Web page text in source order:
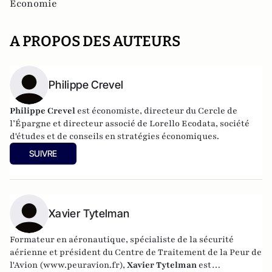
Economie
A PROPOS DES AUTEURS
Philippe Crevel
Philippe Crevel est économiste, directeur du Cercle de
l’Épargne et directeur associé de Lorello Ecodata, société
d'études et de conseils en stratégies économiques.
SUIVRE
Xavier Tytelman
Formateur en aéronautique, spécialiste de la sécurité
aérienne et président du Centre de Traitement de la Peur de
l'Avion (www.peuravion.fr), Xavier Tytelman est